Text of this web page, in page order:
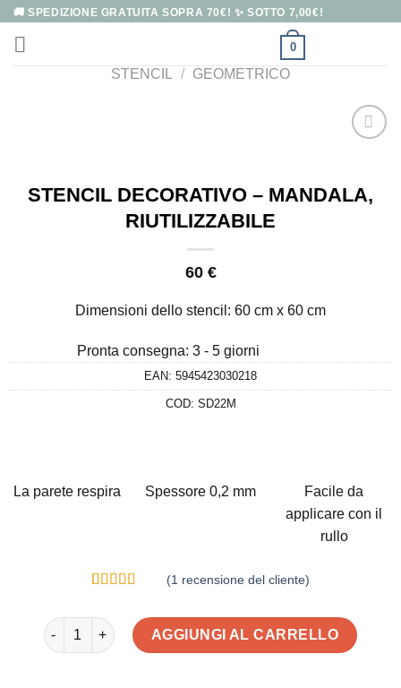
Salta
contenuti
🚚 SPEDIZIONE GRATUITA SOPRA 70€! ✨ SOTTO 7,00€!
0
STENCIL / GEOMETRICO
STENCIL DECORATIVO – MANDALA,
RIUTILIZZABILE
60 €
Dimensioni dello stencil : 60 cm x 60 cm
Pronta consegna: 3 - 5 giorni
EAN: 5945423030218
COD: SD22M
La parete respira Spessore 0,2 mm
Facile da
applicare con il
rullo
5.00
su 5 su
base di
recensioni
(1 recensione del cliente)
Stencil decorativo - Mandala, Riutilizzabile quantità
AGGIUNGI AL CARRELLO